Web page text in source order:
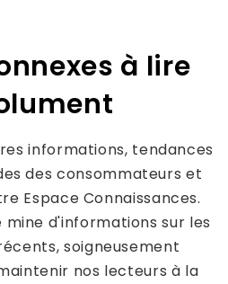
à lire
informations, tendances
des consommateurs et
Espace Connaissances.
mine d'informations sur les
soigneusement
nos lecteurs à la